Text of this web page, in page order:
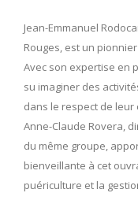
Jean-Emmanuel
Rouges, est un
Avec son expertise en
su imaginer des
dans le respect de
Anne-Claude Rovera,
du même groupe,
bienveillante à cet
puériculture et la